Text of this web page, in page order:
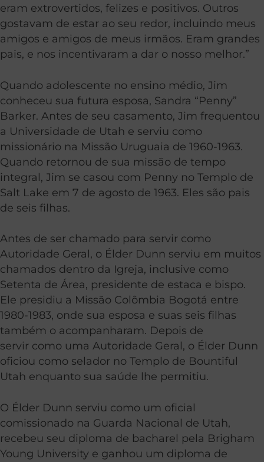
eram extrovertidos, felizes e positivos. Outros
gostavam de estar ao seu redor, incluindo meus
amigos e amigos de meus irmãos. Eram grandes
pais, e nos incentivaram a dar o nosso melhor.”
Quando adolescente no ensino médio, Jim
conheceu sua futura esposa, Sandra “Penny”
Barker. Antes de seu casamento, Jim frequentou
a Universidade de Utah e serviu como
missionário na Missão Uruguaia de 1960-1963.
Quando retornou de sua missão de tempo
integral, Jim se casou com Penny no Templo de
Salt Lake em 7 de agosto de 1963. Eles são pais
de seis filhas.
Antes de ser chamado para servir como
Autoridade Geral, o Élder Dunn serviu em muitos
chamados dentro da Igreja, inclusive como
Setenta de Área, presidente de estaca e bispo.
Ele presidiu a Missão Colômbia Bogotá entre
1980-1983, onde sua esposa e suas seis filhas
também o acompanharam. Depois de
servir como uma Autoridade Geral, o Élder Dunn
oficiou como selador no Templo de Bountiful
Utah enquanto sua saúde lhe permitiu.
O Élder Dunn serviu como um oficial
comissionado na Guarda Nacional de Utah,
recebeu seu diploma de bacharel pela Brigham
Young University e ganhou um diploma de